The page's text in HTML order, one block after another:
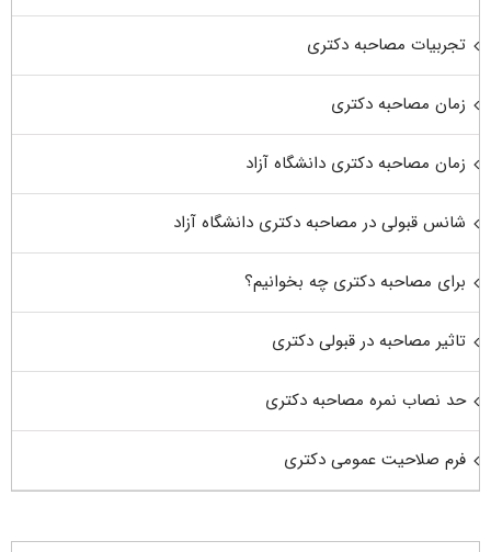
تجربیات مصاحبه دکتری
زمان مصاحبه دکتری
زمان مصاحبه دکتری دانشگاه آزاد
شانس قبولی در مصاحبه دکتری دانشگاه آزاد
برای مصاحبه دکتری چه بخوانیم؟
تاثیر مصاحبه در قبولی دکتری
حد نصاب نمره مصاحبه دکتری
فرم صلاحیت عمومی دکتری